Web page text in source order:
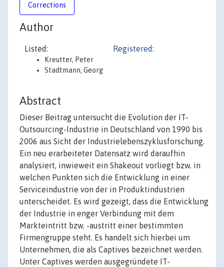
Corrections
Author
Listed:
Kreutter, Peter
Stadtmann, Georg
Registered:
Abstract
Dieser Beitrag untersucht die Evolution der IT-
Outsourcing-Industrie in Deutschland von 1990 bis
2006 aus Sicht der Industrielebenszyklusforschung.
Ein neu erarbeiteter Datensatz wird daraufhin
analysiert, inwieweit ein Shakeout vorliegt bzw. in
welchen Punkten sich die Entwicklung in einer
Serviceindustrie von der in Produktindustrien
unterscheidet. Es wird gezeigt, dass die Entwicklung
der Industrie in enger Verbindung mit dem
Markteintritt bzw. -austritt einer bestimmten
Firmengruppe steht. Es handelt sich hierbei um
Unternehmen, die als Captives bezeichnet werden.
Unter Captives werden ausgegründete IT-